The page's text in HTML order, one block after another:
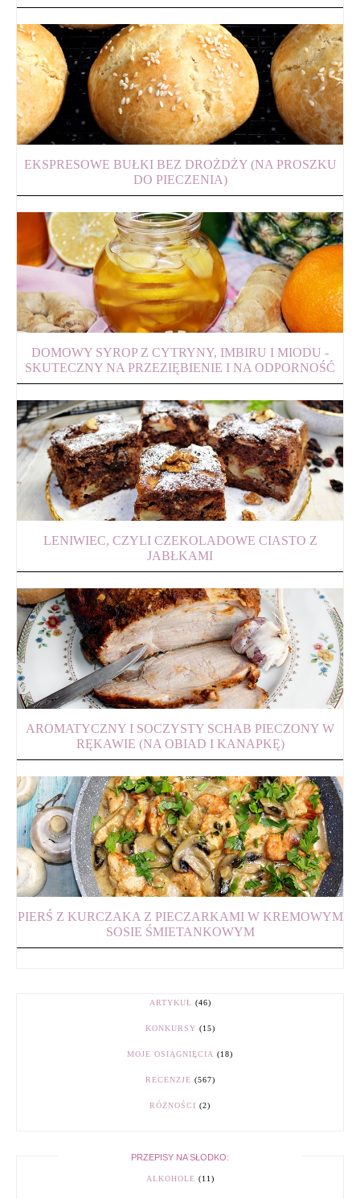
EKSPRESOWE BUŁKI BEZ DROŻDŻY (NA PROSZKU
DO PIECZENIA)
DOMOWY SYROP Z CYTRYNY, IMBIRU I MIODU -
SKUTECZNY NA PRZEZIĘBIENIE I NA ODPORNOŚĆ
LENIWIEC, CZYLI CZEKOLADOWE CIASTO Z
JABŁKAMI
AROMATYCZNY I SOCZYSTY SCHAB PIECZONY W
RĘKAWIE (NA OBIAD I KANAPKĘ)
PIERŚ Z KURCZAKA Z PIECZARKAMI W KREMOWYM
SOSIE ŚMIETANKOWYM
ARTYKUŁ (46)
KONKURSY (15)
MOJE OSIĄGNIĘCIA (18)
RECENZJE (567)
RÓŻNOŚCI (2)
PRZEPISY NA SŁODKO:
ALKOHOLE (11)